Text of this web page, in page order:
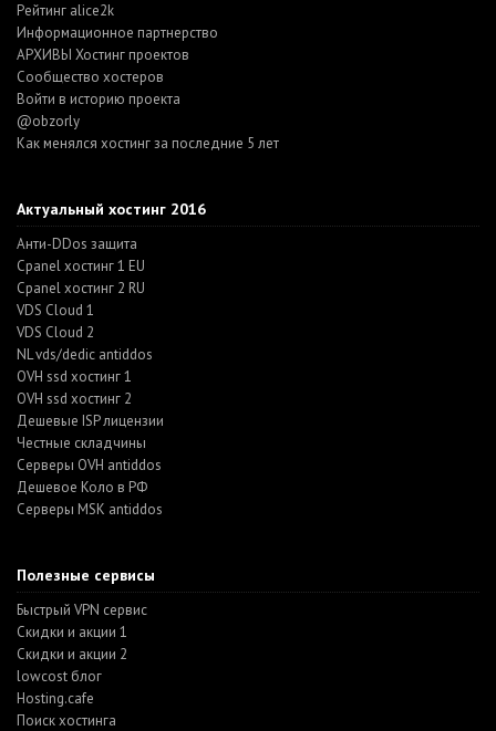
Рейтинг alice2k
Информационное партнерство
АРХИВЫ Хостинг проектов
Cообщество хостеров
Войти в историю проекта
@obzorly
Как менялся хостинг за последние 5 лет
Актуальный хостинг 2016
Анти-DDos защита
Cpanel хостинг 1 EU
Cpanel хостинг 2 RU
VDS Cloud 1
VDS Cloud 2
NL vds/dedic antiddos
OVH ssd хостинг 1
OVH ssd хостинг 2
Дешевые ISP лицензии
Честные складчины
Серверы OVH antiddos
Дешевое Коло в РФ
Серверы MSK antiddos
Полезные сервисы
Быстрый VPN сервис
Скидки и акции 1
Скидки и акции 2
lowcost блог
Hosting.cafe
Поиск хостинга